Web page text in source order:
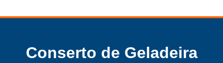
Conserto de Geladeira